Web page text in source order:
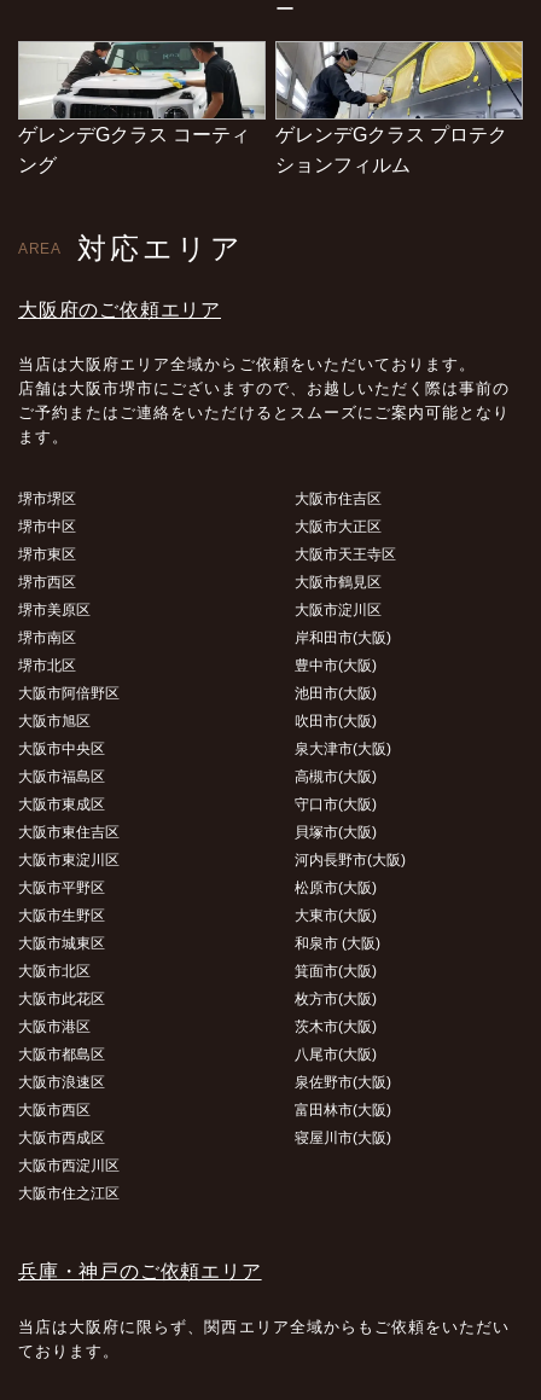
ー
ゲレンデGクラス コーティ
ング
ゲレンデGクラス プロテク
ションフィルム
AREA 対応エリア
大阪府のご依頼エリア
当店は大阪府エリア全域からご依頼をいただいております。
店舗は大阪市堺市にございますので、お越しいただく際は事前の
ご予約またはご連絡をいただけるとスムーズにご案内可能となり
ます。
堺市堺区
堺市中区
堺市東区
堺市西区
堺市美原区
堺市南区
堺市北区
大阪市阿倍野区
大阪市旭区
大阪市中央区
大阪市福島区
大阪市東成区
大阪市東住吉区
大阪市東淀川区
大阪市平野区
大阪市生野区
大阪市城東区
大阪市北区
大阪市此花区
大阪市港区
大阪市都島区
大阪市浪速区
大阪市西区
大阪市西成区
大阪市西淀川区
大阪市住之江区
大阪市住吉区
大阪市大正区
大阪市天王寺区
大阪市鶴見区
大阪市淀川区
岸和田市(大阪)
豊中市(大阪)
池田市(大阪)
吹田市(大阪)
泉大津市(大阪)
高槻市(大阪)
守口市(大阪)
貝塚市(大阪)
河内長野市(大阪)
松原市(大阪)
大東市(大阪)
和泉市 (大阪)
箕面市(大阪)
枚方市(大阪)
茨木市(大阪)
八尾市(大阪)
泉佐野市(大阪)
富田林市(大阪)
寝屋川市(大阪)
兵庫・神戸のご依頼エリア
当店は大阪府に限らず、関西エリア全域からもご依頼をいただい
ております。